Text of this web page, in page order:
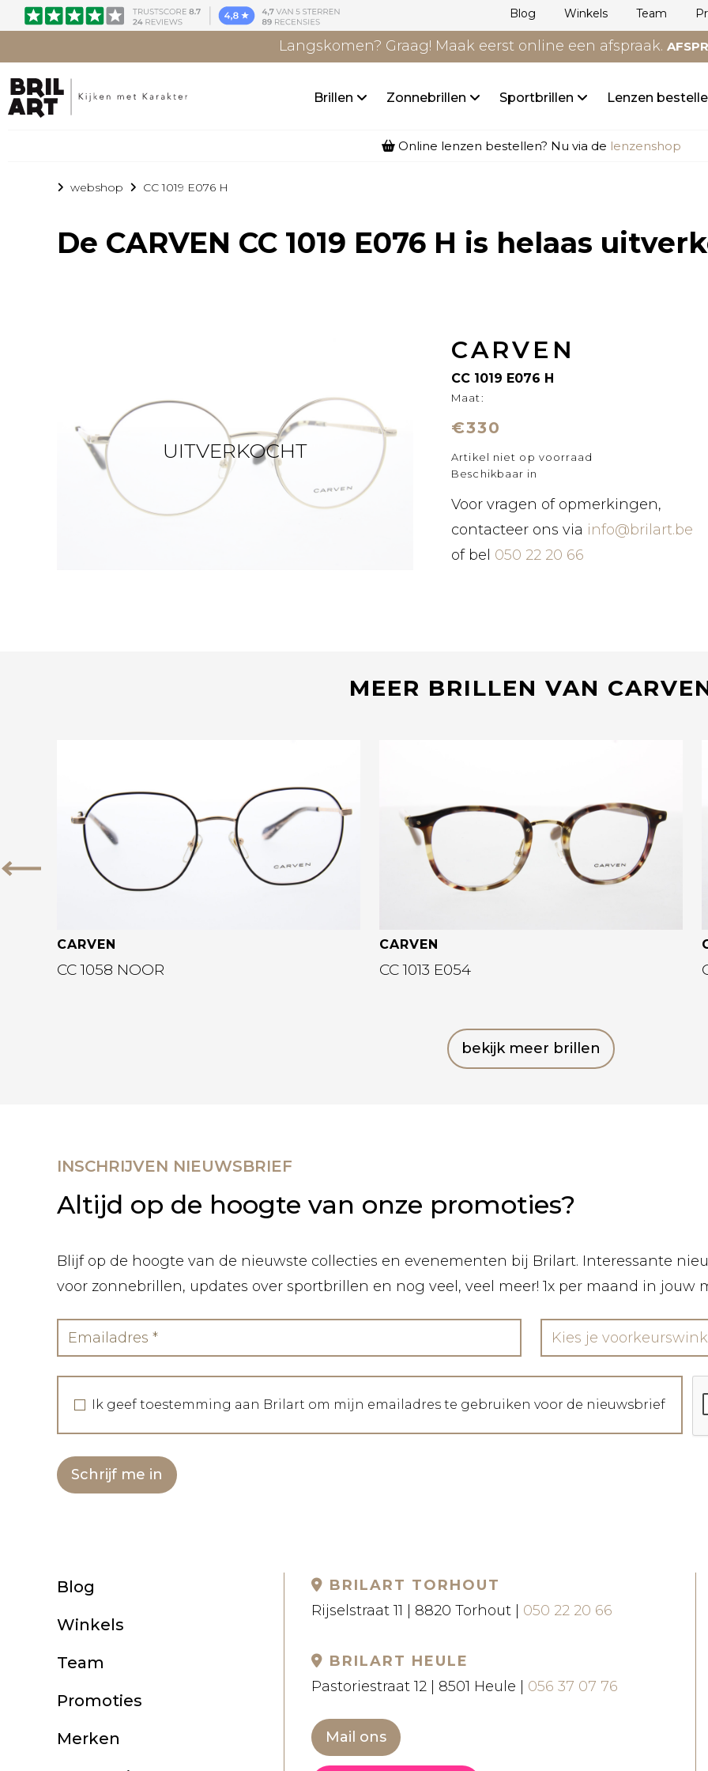
Blog Winkels Team
Langskomen? Graag! Maak eerst online een afspraak.
Brillen Zonnebrillen Sportbrillen Lenzen
Online lenzen bestellen? Nu via de lenzenshop
webshop CC 1019 E076 H
De CARVEN CC 1019 E076 H is helaas
UITVERKOCHT
CARVEN
CC 1019 E076 H
Maat:
€330
Artikel niet op voorraad
Beschikbaar in
Voor vragen of opmerkingen,
contacteer ons via info@brilart.be
of bel 050 22 20 66
MEER BRILLEN VAN
Vorige
CARVEN
CC 1058 NOOR
CARVEN
CC 1013 E054
bekijk meer brillen
INSCHRIJVEN NIEUWSBRIEF
Altijd op de hoogte van onze promoties?
Blijf op de hoogte van de nieuwste collecties en evenementen bij Brilart. Interessante
voor zonnebrillen, updates over sportbrillen en nog veel, veel meer! 1x per maand in jouw
Kies je
Ik geef toestemming aan Brilart om mijn emailadres te gebruiken voor de nieuwsbrief
Schrijf me in
Blog
Winkels
Team
Promoties
Merken
BRILART TORHOUT
Rijselstraat 11 | 8820 Torhout | 050 22 20 66
BRILART HEULE
Pastoriestraat 12 | 8501 Heule | 056 37 07 76
Mail ons